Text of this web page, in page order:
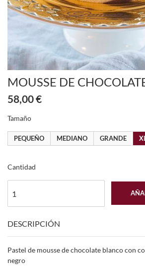
MOUSSE DE
58,00 €
Tamaño
PEQUEÑO MEDIANO GRANDE
Cantidad
DESCRIPCIÓN
Pastel de mousse de chocolate blanco con
negro